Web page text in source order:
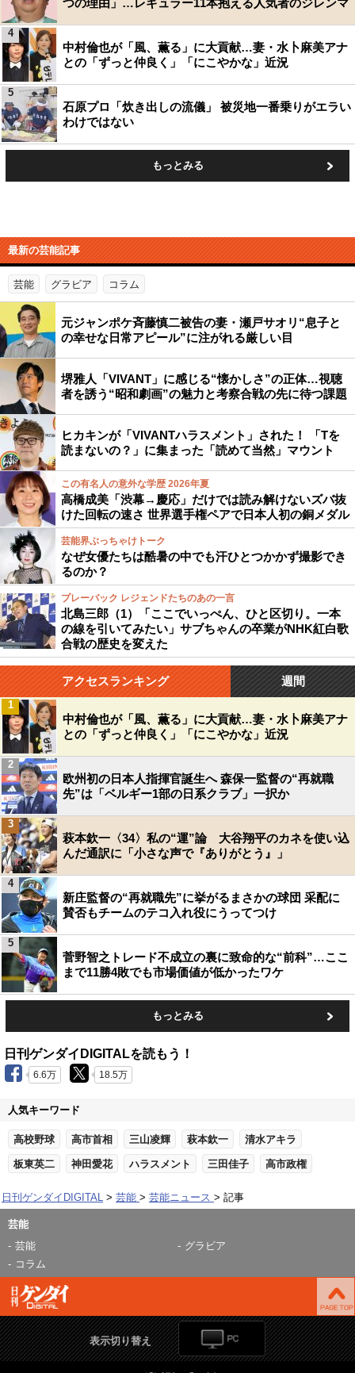
つの理由」…レギュラー11本抱える人気者のジレンマ
中村倫也が「風、薫る」に大貢献…妻・水卜麻美アナ
との「ずっと仲良く」「にこやかな」近況
4
石原プロ「炊き出しの流儀」 被災地一番乗りがエラい
わけではない
5
もっとみる
最新の芸能記事
芸能 グラビア コラム
元ジャンポケ斉藤慎二被告の妻・瀬戸サオリ“息子と
の幸せな日常アピール”に注がれる厳しい目
堺雅人「VIVANT」に感じる“懐かしさ”の正体…視聴
者を誘う“昭和劇画”の魅力と考察合戦の先に待つ課題
ヒカキンが「VIVANTハラスメント」された！ 「Tを
読まないの？」に集まった「読めて当然」マウント
この有名人の意外な学歴 2026年夏
高橋成美「渋幕→慶応」だけでは読み解けないズバ抜
けた回転の速さ 世界選手権ペアで日本人初の銅メダル
芸能界ぶっちゃけトーク
なぜ女優たちは酷暑の中でも汗ひとつかかず撮影でき
るのか？
プレーバック レジェンドたちのあの一言
北島三郎（1）「ここでいっぺん、ひと区切り。一本
の線を引いてみたい」サブちゃんの卒業がNHK紅白歌
合戦の歴史を変えた
アクセスランキング 週間
中村倫也が「風、薫る」に大貢献…妻・水卜麻美アナ
との「ずっと仲良く」「にこやかな」近況
1
欧州初の日本人指揮官誕生へ 森保一監督の“再就職
先”は「ベルギー1部の日系クラブ」一択か
2
萩本欽一〈34〉私の“運”論 大谷翔平のカネを使い込
んだ通訳に「小さな声で『ありがとう』」
3
新庄監督の“再就職先”に挙がるまさかの球団 采配に
賛否もチームのテコ入れ役にうってつけ
4
菅野智之トレード不成立の裏に致命的な“前科”…ここ
まで11勝4敗でも市場価値が低かったワケ
5
もっとみる
日刊ゲンダイDIGITALを読もう！
6.6万 18.5万
人気キーワード
高校野球 高市首相 三山凌輝 萩本欽一 清水アキラ
板東英二 神田愛花 ハラスメント 三田佳子 高市政権
日刊ゲンダイDIGITAL 芸能 芸能ニュース 記事
芸能
芸能
グラビア
コラム
表示切り替え